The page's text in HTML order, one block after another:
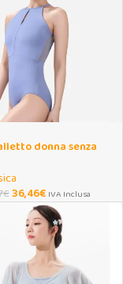
donna senza
€36,46€ IVA Inclusa